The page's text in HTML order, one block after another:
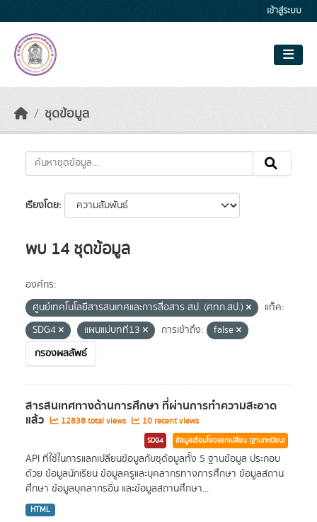
เข้าสู่ระบบ
ชุดข้อมูล
เรียงโดย
พบ 14 ชุดข้อมูล
องค์กร:
ศูนย์เทคโนโลยีสารสนเทศและการสื่อสาร สป. (ศทก.สป.)
แท็ค:
SDG4
แผนแม่บทที่13 การเข้าถึง:
false
กรองผลลัพธ์
สารสนเทศทางด้านการศึกษา ที่ผ่านการทำความสะอาด
แล้ว 12838 total views 10 recent views
SDG4 ข้อมูลเชื่อมโยงแลกเปลี่ยน (ฐานทะเบียน)
API ที่ใช้ในการแลกเปลี่ยนข้อมูลกับชุด้อมูลทั้ง 5 ฐานข้อมูล ประกอบ
ด้วย ข้อมูลนักเรียน ข้อมูลครูและบุคลากรทางการศึกษา ข้อมูลสถาน
ศึกษา ข้อมูลบุคลากรอื่น และข้อมูลสถานศึกษา...
HTML